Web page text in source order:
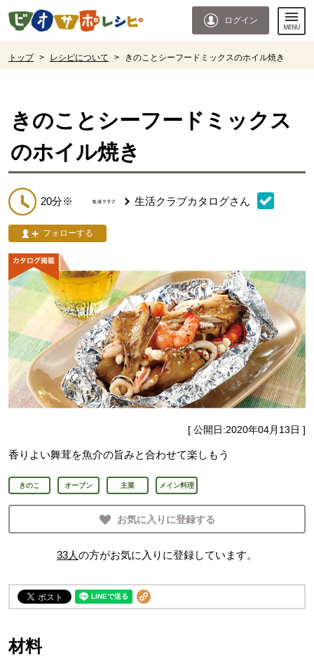
ページの先頭です。
ログイン
トップ > レシピについて > きのことシーフードミックスのホイル焼き
きのことシーフードミックス
のホイル焼き
20分※ 生活クラブカタログさん
フォローする
[ 公開日:2020年04月13日 ]
香りよい舞茸を魚介の旨みと合わせて楽しもう
きのこ オーブン 主菜 メイン料理
お気に入りに登録する
33人の方がお気に入りに登録しています。
材料